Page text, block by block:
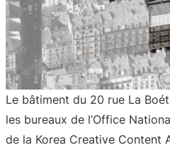
Le bâtiment du 20 rue La
les bureaux de l’Office
de la Korea Creative Content